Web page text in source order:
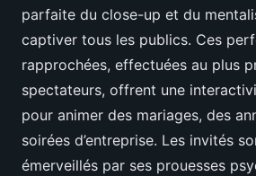
parfaite du close-up et du
captiver tous les publics. Ces
rapprochées, effectuées au plus
spectateurs, offrent une
pour animer des mariages, des
soirées d’entreprise. Les invités
émerveillés par ses prouesses